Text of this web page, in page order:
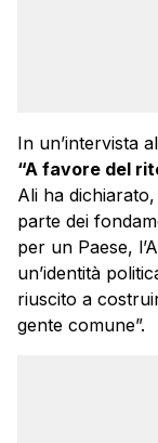
In un’intervista al
“A favore del
Ali ha
parte dei
per un Paese,
un’identità
riuscito a
gente comune”.